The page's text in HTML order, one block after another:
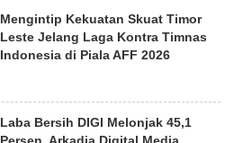
Mengintip Kekuatan Skuat Timor
Leste Jelang Laga Kontra Timnas
Indonesia di Piala AFF 2026
Laba Bersih DIGI Melonjak 45,1